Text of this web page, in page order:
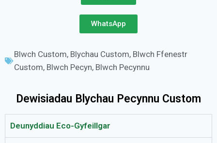
WhatsApp
Blwch Custom, Blychau Custom, Blwch Ffenestr
Custom, Blwch Pecyn, Blwch Pecynnu
Dewisiadau Blychau Pecynnu Custom
Deunyddiau Eco-Gyfeillgar